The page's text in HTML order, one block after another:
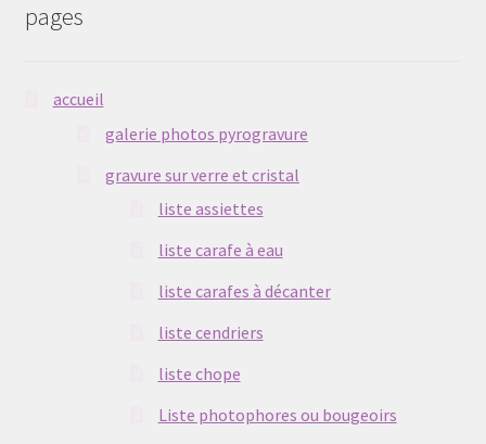
pages
accueil
galerie photos pyrogravure
gravure sur verre et cristal
liste assiettes
liste carafe à eau
liste carafes à décanter
liste cendriers
liste chope
Liste photophores ou bougeoirs